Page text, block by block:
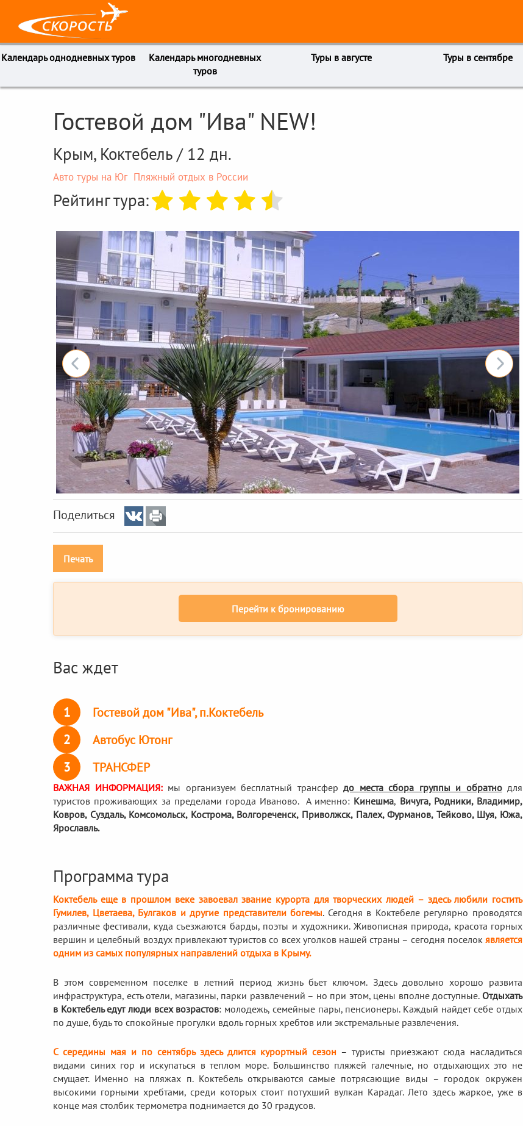
Календарь однодневных туров
Календарь многодневных
туров
Туры в августе Туры в сентябре
Гостевой дом "Ива" NEW!
Крым, Коктебель / 12 дн.
Авто туры на Юг Пляжный отдых в России
Рейтинг тура:
Поделиться
Печать
Перейти к бронированию
Вас ждет
1 Гостевой дом "Ива", п.Коктебель
2 Автобус Ютонг
3 ТРАНСФЕР
ВАЖНАЯ ИНФОРМАЦИЯ:мы организуем бесплатный трансфер до места сбора группы и обратнодля
туристов проживающих за пределами города Иваново. А именно: Кинешма, Вичуга, Родники, Владимир,
Ковров, Суздаль, Комсомольск, Кострома, Волгореченск, Приволжск, Палех, Фурманов, Тейково, Шуя, Южа,
Ярославль.
Программа тура
Коктебель еще в прошлом веке завоевал звание курорта для творческих людей – здесь любили гостить
Гумилев, Цветаева, Булгаков и другие представители богемы. Сегодня в Коктебеле регулярно проводятся
различные фестивали, куда съезжаются барды, поэты и художники. Живописная природа, красота горных
вершин и целебный воздух привлекают туристов со всех уголков нашей страны – сегодня поселок является
одним из самых популярных направлений отдыха в Крыму.
В этом современном поселке в летний период жизнь бьет ключом. Здесь довольно хорошо развита
инфраструктура, есть отели, магазины, парки развлечений – но при этом, цены вполне доступные. Отдыхать
в Коктебель едут люди всех возрастов: молодежь, семейные пары, пенсионеры. Каждый найдет себе отдых
по душе, будь то спокойные прогулки вдоль горных хребтов или экстремальные развлечения.
С середины мая и по сентябрь здесь длится курортный сезон – туристы приезжают сюда насладиться
видами синих гор и искупаться в теплом море. Большинство пляжей галечные, но отдыхающих это не
смущает. Именно на пляжах п. Коктебель открываются самые потрясающие виды – городок окружен
высокими горными хребтами, среди которых стоит потухший вулкан Карадаг. Лето здесь жаркое, уже в
конце мая столбик термометра поднимается до 30 градусов.